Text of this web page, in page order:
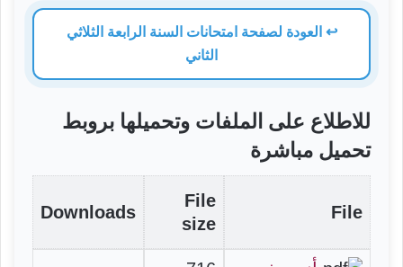
↩️ العودة لصفحة امتحانات السنة الرابعة الثلاثي
الثاني
للاطلاع على الملفات وتحميلها بروبط
تحميل مباشرة
File
File
size
Downloads